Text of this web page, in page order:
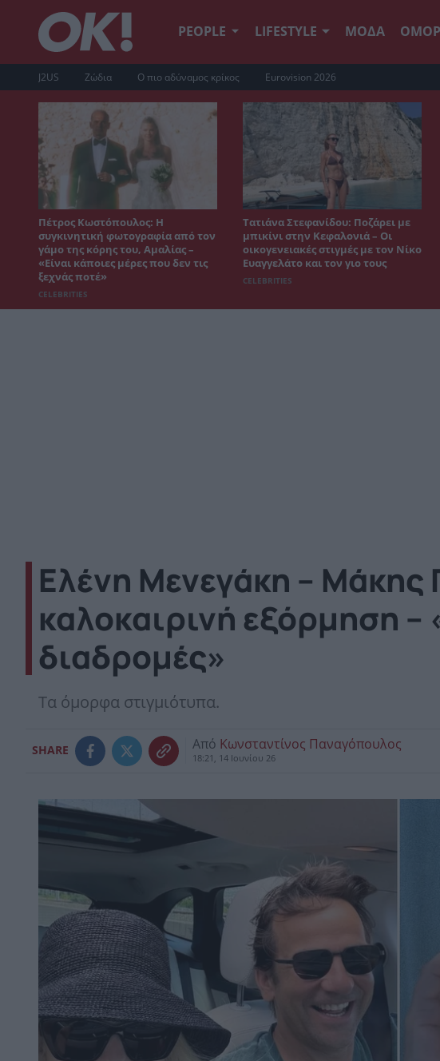
PEOPLE LIFESTYLE ΜΟΔΑ
J2US Ζώδια Ο πιο αδύναμος κρίκος Eurovision 2026
Πέτρος Κωστόπουλος: Η
συγκινητική φωτογραφία από τον
γάμο της κόρης του, Αμαλίας –
«Είναι κάποιες μέρες που δεν τις
ξεχνάς ποτέ»
CELEBRITIES
Τατιάνα Στεφανίδου: Ποζάρει με
μπικίνι στην Κεφαλονιά – Οι
οικογενειακές στιγμές με τον Νίκο
Ευαγγελάτο και τον γιο τους
CELEBRITIES
Ελένη Μενεγάκη –
καλοκαιρινή εξόρμηση
διαδρομές»
Τα όμορφα στιγμιότυπα.
SHARE Από Κωνσταντίνος Παναγόπουλος
18:21, 14 Ιουνίου 26